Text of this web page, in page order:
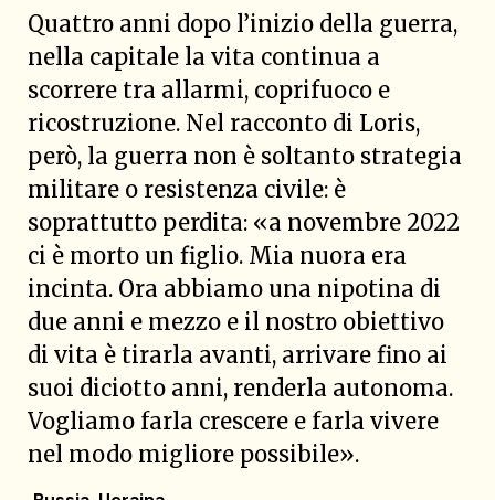
Quattro anni dopo l’inizio della guerra,
nella capitale la vita continua a
scorrere tra allarmi, coprifuoco e
ricostruzione. Nel racconto di Loris,
però, la guerra non è soltanto strategia
militare o resistenza civile: è
soprattutto perdita: «a novembre 2022
ci è morto un figlio. Mia nuora era
incinta. Ora abbiamo una nipotina di
due anni e mezzo e il nostro obiettivo
di vita è tirarla avanti, arrivare fino ai
suoi diciotto anni, renderla autonoma.
Vogliamo farla crescere e farla vivere
nel modo migliore possibile».